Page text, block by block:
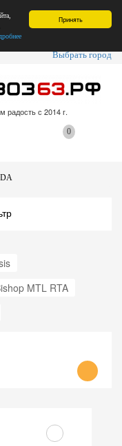
Принять
Выбрать город
радость с 2014 г.
0
MTL RTA